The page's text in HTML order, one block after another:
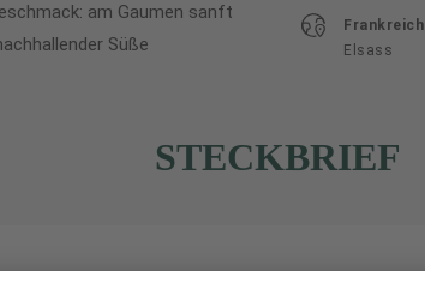
am Gaumen sanft
Süße
Frankreich
Elsass
STECKBRIEF